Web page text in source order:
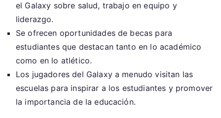
el Galaxy sobre salud, trabajo en equipo y
liderazgo.
Se ofrecen oportunidades de becas para
estudiantes que destacan tanto en lo académico
como en lo atlético.
Los jugadores del Galaxy a menudo visitan las
escuelas para inspirar a los estudiantes y promover
la importancia de la educación.